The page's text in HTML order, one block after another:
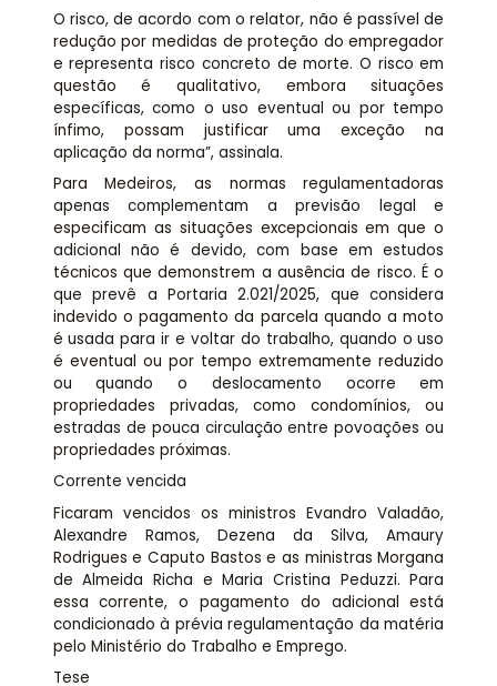
O risco, de acordo com o relator, não é passível de
redução por medidas de proteção do empregador
e representa risco concreto de morte. O risco em
questão é qualitativo, embora situações
específicas, como o uso eventual ou por tempo
ínfimo, possam justificar uma exceção na
aplicação da norma”, assinala.
Para Medeiros, as normas regulamentadoras
apenas complementam a previsão legal e
especificam as situações excepcionais em que o
adicional não é devido, com base em estudos
técnicos que demonstrem a ausência de risco. É o
que prevê a Portaria 2.021/2025, que considera
indevido o pagamento da parcela quando a moto
é usada para ir e voltar do trabalho, quando o uso
é eventual ou por tempo extremamente reduzido
ou quando o deslocamento ocorre em
propriedades privadas, como condomínios, ou
estradas de pouca circulação entre povoações ou
propriedades próximas.
Corrente vencida
Ficaram vencidos os ministros Evandro Valadão,
Alexandre Ramos, Dezena da Silva, Amaury
Rodrigues e Caputo Bastos e as ministras Morgana
de Almeida Richa e Maria Cristina Peduzzi. Para
essa corrente, o pagamento do adicional está
condicionado à prévia regulamentação da matéria
pelo Ministério do Trabalho e Emprego.
Tese